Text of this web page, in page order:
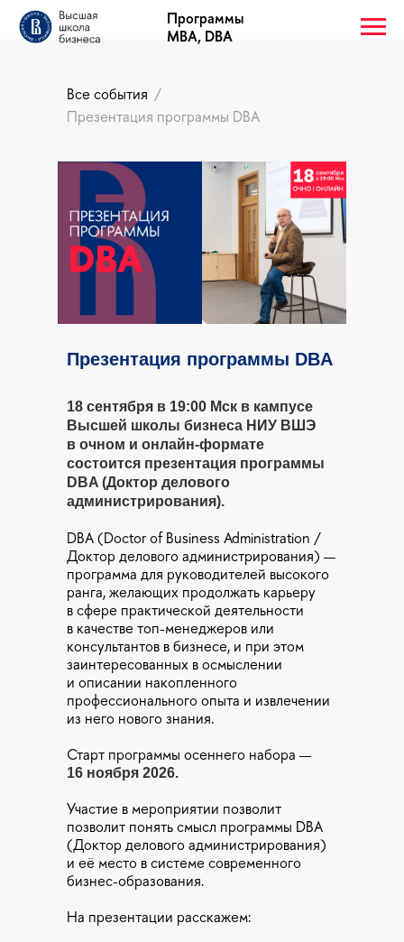
Программы
MBA, DBA
Презентация программы DBA
18 сентября в 19:00 Мск в кампусе
Высшей школы бизнеса НИУ ВШЭ
в очном и онлайн-формате
состоится презентация программы
DBA (Доктор делового
администрирования).
DBA (Doctor of Business Administration /
Доктор делового администрирования) —
программа для руководителей высокого
ранга, желающих продолжать карьеру
в сфере практической деятельности
в качестве топ-менеджеров или
консультантов в бизнесе, и при этом
заинтересованных в осмыслении
и описании накопленного
профессионального опыта и извлечении
из него нового знания.
Старт программы осеннего набора —
16 ноября 2026.
Все события
Презентация программы DBA
/
Участие в мероприятии позволит
позволит понять смысл программы DBA
(Доктор делового администрирования)
и её место в системе современного
бизнес-образования.
На презентации расскажем: